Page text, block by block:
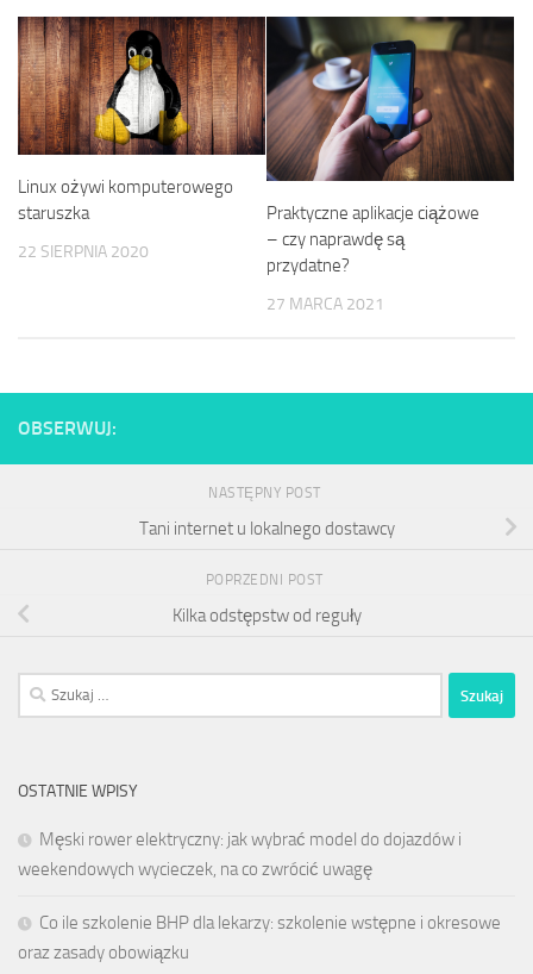
Linux ożywi komputerowego
staruszka
22 SIERPNIA 2020
Praktyczne aplikacje ciążowe
– czy naprawdę są
przydatne?
27 MARCA 2021
OBSERWUJ:
NASTĘPNY POST
Tani internet u lokalnego dostawcy
POPRZEDNI POST
Kilka odstępstw od reguły
Szukaj:
OSTATNIE WPISY
Męski rower elektryczny: jak wybrać model do dojazdów i
weekendowych wycieczek, na co zwrócić uwagę
Co ile szkolenie BHP dla lekarzy: szkolenie wstępne i okresowe
oraz zasady obowiązku